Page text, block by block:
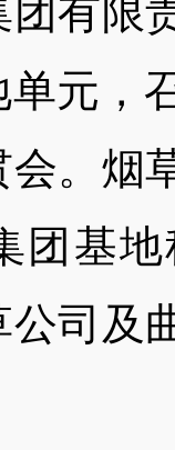
有限
元，
。烟
团基
司及